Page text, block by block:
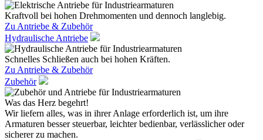
Kraftvoll bei hohen Drehmomenten und dennoch langlebig.
Zu Antriebe & Zubehör
Hydraulische Antriebe
Schnelles Schließen auch bei hohen Kräften.
Zu Antriebe & Zubehör
Zubehör
Was das Herz begehrt!
Wir liefern alles, was in ihrer Anlage erforderlich ist, um ihre
Armaturen besser steuerbar, leichter bedienbar, verlässlicher oder
sicherer zu machen.